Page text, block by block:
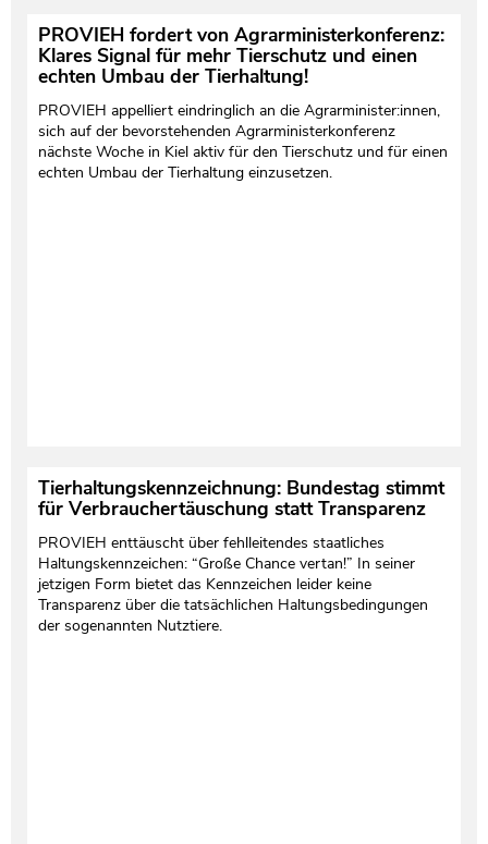
PROVIEH fordert von Agrarministerkonferenz:
Klares Signal für mehr Tierschutz und einen
echten Umbau der Tierhaltung!
PROVIEH appelliert eindringlich an die Agrarminister:innen,
sich auf der bevorstehenden Agrarministerkonferenz
nächste Woche in Kiel aktiv für den Tierschutz und für einen
echten Umbau der Tierhaltung einzusetzen.
Tierhaltungskennzeichnung: Bundestag stimmt
für Verbrauchertäuschung statt Transparenz
PROVIEH enttäuscht über fehlleitendes staatliches
Haltungskennzeichen: “Große Chance vertan!” In seiner
jetzigen Form bietet das Kennzeichen leider keine
Transparenz über die tatsächlichen Haltungsbedingungen
der sogenannten Nutztiere.